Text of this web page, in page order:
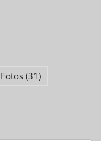
Fotos (31)